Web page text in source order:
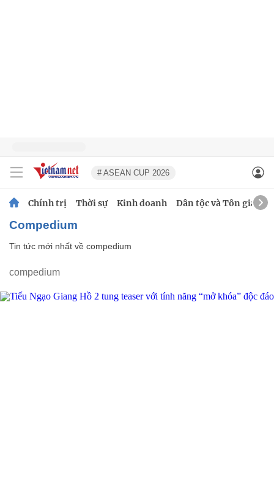
# ASEAN CUP 2026
Chính trị Thời sự Kinh doanh Dân tộc và Tôn giáo
compedium
Tin tức mới nhất về compedium
compedium